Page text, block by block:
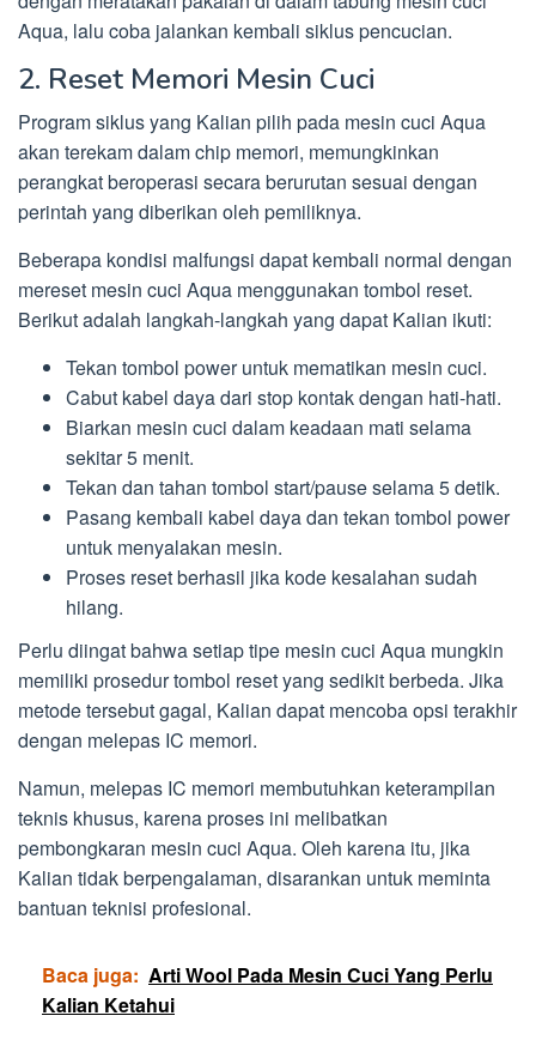
Aqua, lalu coba jalankan kembali siklus pencucian.
2. Reset Memori Mesin Cuci
Program siklus yang Kalian pilih pada mesin cuci Aqua
akan terekam dalam chip memori, memungkinkan
perangkat beroperasi secara berurutan sesuai dengan
perintah yang diberikan oleh pemiliknya.
Beberapa kondisi malfungsi dapat kembali normal dengan
mereset mesin cuci Aqua menggunakan tombol reset.
Berikut adalah langkah-langkah yang dapat Kalian ikuti:
Tekan tombol power untuk mematikan mesin cuci.
Cabut kabel daya dari stop kontak dengan hati-hati.
Biarkan mesin cuci dalam keadaan mati selama
sekitar 5 menit.
Tekan dan tahan tombol start/pause selama 5 detik.
Pasang kembali kabel daya dan tekan tombol power
untuk menyalakan mesin.
Proses reset berhasil jika kode kesalahan sudah
hilang.
Perlu diingat bahwa setiap tipe mesin cuci Aqua mungkin
memiliki prosedur tombol reset yang sedikit berbeda. Jika
metode tersebut gagal, Kalian dapat mencoba opsi terakhir
dengan melepas IC memori.
Namun, melepas IC memori membutuhkan keterampilan
teknis khusus, karena proses ini melibatkan
pembongkaran mesin cuci Aqua. Oleh karena itu, jika
Kalian tidak berpengalaman, disarankan untuk meminta
bantuan teknisi profesional.
Baca juga: Arti Wool Pada Mesin Cuci Yang Perlu
Kalian Ketahui